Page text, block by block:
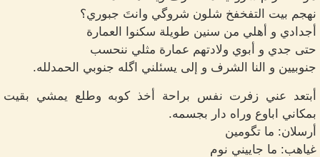
نهجم بيت التفخفخ شلون شروگي وانتَ جبوري؟
أجدادي و أهلي من سنين طويلة سكنوا العمارة
حتى جدي و أبوي ولادتهم عمارة مثلي ننحسب
جنوبيين و النا الشرف و إلى يسئلني اگله جنوبي الحمدلله.
أبتعد عني زفرت نفس براحة أخذ كوبه وطلع يمشي بقيت
بمكاني اباوع وراه دار بجسمه.
أرسلان: ما تگومين
غياهب: ما جاييني نوم